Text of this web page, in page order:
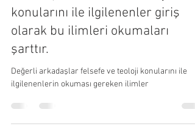
OKUMASI GEREKENLER Değerli
arkadaşlar felsefe ve teoloji
konularını ile ilgilenenler giriş
olarak bu ilimleri okumaları
şarttır.
Değerli arkadaşlar felsefe ve teoloji konularını ile